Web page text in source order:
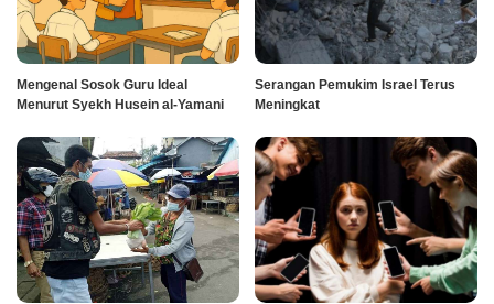
Mengenal Sosok Guru Ideal
Menurut Syekh Husein al-Yamani
Serangan Pemukim Israel Terus
Meningkat